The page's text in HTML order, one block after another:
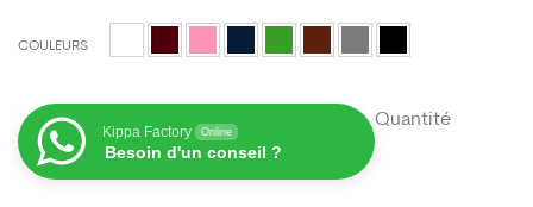
COULEURS
Kippa Factory Online
Besoin d'un conseil ?
Quantité